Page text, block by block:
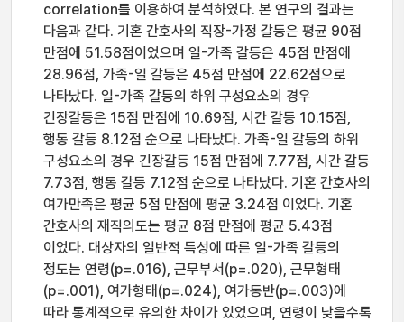
correlation를 이용하여 분석하였다. 본 연구의 결과는
다음과 같다. 기혼 간호사의 직장-가정 갈등은 평균 90점
만점에 51.58점이었으며 일-가족 갈등은 45점 만점에
28.96점, 가족-일 갈등은 45점 만점에 22.62점으로
나타났다. 일-가족 갈등의 하위 구성요소의 경우
긴장갈등은 15점 만점에 10.69점, 시간 갈등 10.15점,
행동 갈등 8.12점 순으로 나타났다. 가족-일 갈등의 하위
구성요소의 경우 긴장갈등 15점 만점에 7.77점, 시간 갈등
7.73점, 행동 갈등 7.12점 순으로 나타났다. 기혼 간호사의
여가만족은 평균 5점 만점에 평균 3.24점 이었다. 기혼
간호사의 재직의도는 평균 8점 만점에 평균 5.43점
이었다. 대상자의 일반적 특성에 따른 일-가족 갈등의
정도는 연령(p=.016), 근무부서(p=.020), 근무형태
(p=.001), 여가형태(p=.024), 여가동반(p=.003)에
따라 통계적으로 유의한 차이가 있었으며, 연령이 낮을수록